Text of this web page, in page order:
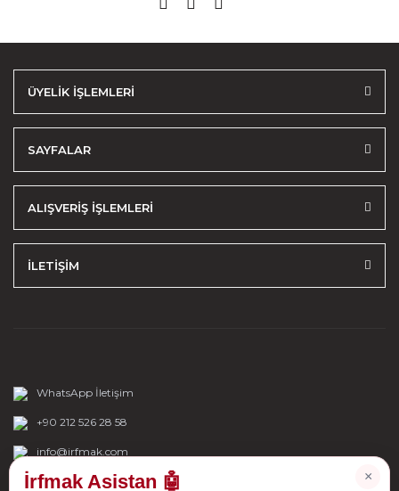
ÜYELİK İŞLEMLERİ
SAYFALAR
ALIŞVERİŞ İŞLEMLERİ
İLETİŞİM
WhatsApp İletişim
+90 212 526 28 58
info@irfmak.com
×
İrfmak Asistan 🤖